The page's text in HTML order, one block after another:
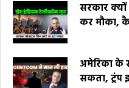
सरकार क्यों
कर मौका,
अमेरिका के
सकता, ट्रंप